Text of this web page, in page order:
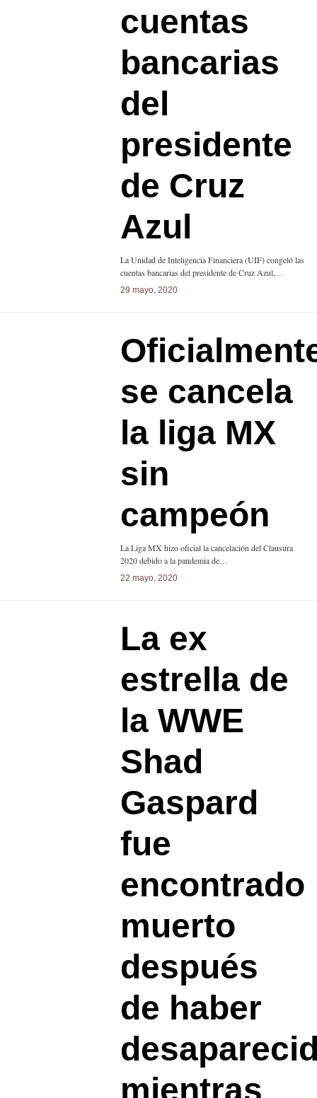
cuentas
bancarias
del
presidente
de Cruz
Azul
La Unidad de Inteligencia Financiera (UIF) congeló las
cuentas bancarias del presidente de Cruz Azul,…
29 mayo, 2020
se cancela
la liga MX
sin
campeón
La Liga MX hizo oficial la cancelación del Clausura
2020 debido a la pandemia de…
22 mayo, 2020
La ex
estrella de
la WWE
Shad
Gaspard
fue
encontrado
muerto
después
de haber
mientras